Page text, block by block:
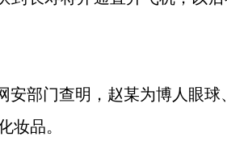
安部门查明，赵某为博人眼
妆品。